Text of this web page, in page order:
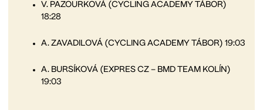
V. PAZOURKOVÁ (CYCLING ACADEMY TÁBOR)
18:28
A. ZAVADILOVÁ (CYCLING ACADEMY TÁBOR) 19:03
A. BURSÍKOVÁ (EXPRES CZ – BMD TEAM KOLÍN)
19:03